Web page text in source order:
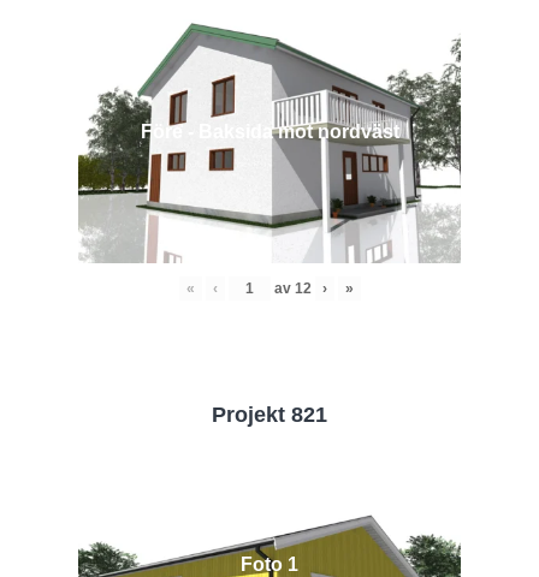
Före - Baksida mot nordväst
« ‹ av 12 › »
Projekt 821
Foto 1